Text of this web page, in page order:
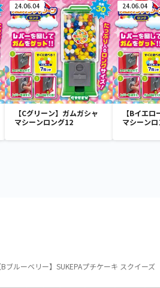
24.06.04
【Cグリーン】ガムガシャ
マシーンロング12
24.06.04
【Bイエ
マシーン
Bブルーベリー】SUKEPAプチケーキ スクイーズ